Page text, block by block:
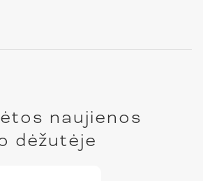
naujienos
dėžutėje